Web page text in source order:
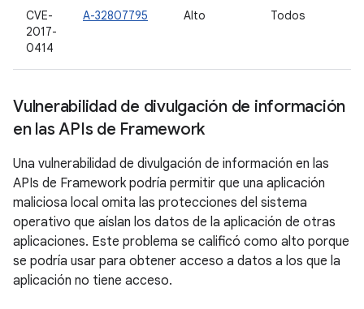
CVE-
2017-
0414
A-32807795 Alto Todos
Vulnerabilidad de divulgación de información
en las APIs de Framework
Una vulnerabilidad de divulgación de información en las
APIs de Framework podría permitir que una aplicación
maliciosa local omita las protecciones del sistema
operativo que aíslan los datos de la aplicación de otras
aplicaciones. Este problema se calificó como alto porque
se podría usar para obtener acceso a datos a los que la
aplicación no tiene acceso.